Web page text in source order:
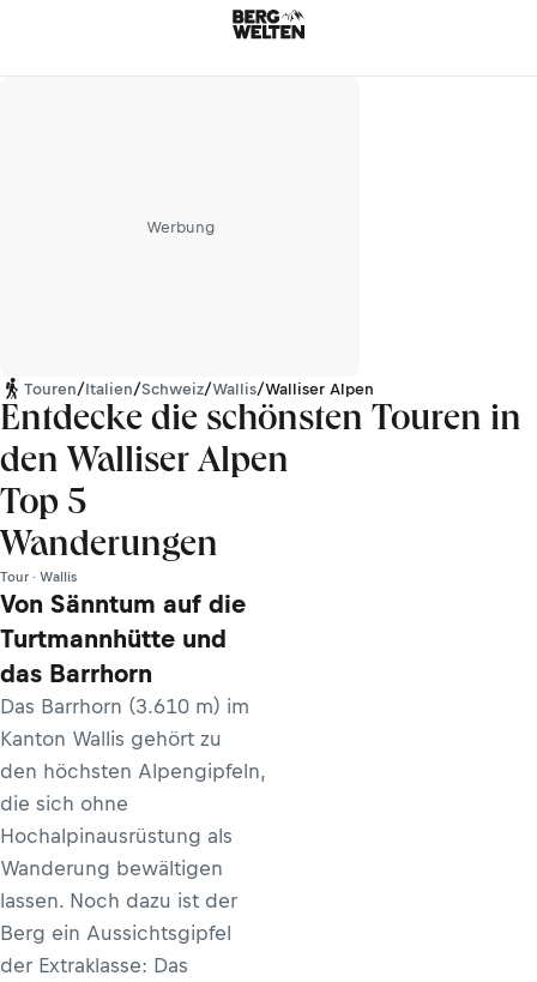
Werbung
Touren/Italien/Schweiz/Wallis/Walliser Alpen
Entdecke die schönsten Touren in
den Walliser Alpen
Top 5
Wanderungen
Tour · Wallis
Von Sänntum auf die
Turtmannhütte und
das Barrhorn
Das Barrhorn (3.610 m) im
Kanton Wallis gehört zu
den höchsten Alpengipfeln,
die sich ohne
Hochalpinausrüstung als
Wanderung bewältigen
lassen. Noch dazu ist der
Berg ein Aussichtsgipfel
der Extraklasse: Das